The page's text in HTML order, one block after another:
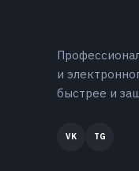
и
быстрее и